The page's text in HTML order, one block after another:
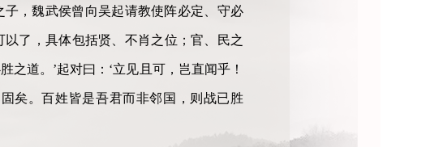
，魏武侯曾向吴起请教使阵必定、守必
了，具体包括贤、不肖之位；官、民之
之道。’起对曰：‘立见且可，岂直闻乎！
矣。百姓皆是吾君而非邻国，则战已胜